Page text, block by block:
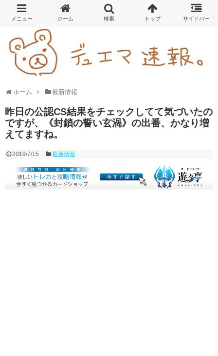
ホーム 最新情報
昨日の公認CS結果をチェックしてて気づいたの
ですが、《封鎖の誓い玄渦》の出番、かなり増
えてますね。
2019/7/15 最新情報